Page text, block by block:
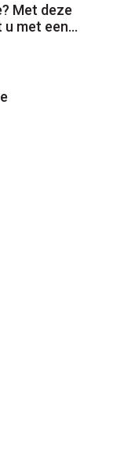
Met deze
met een